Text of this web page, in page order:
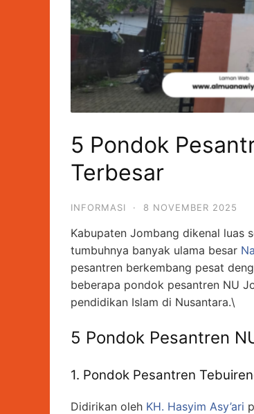
5 Pondok
Terbesar
INFORMASI · 8 NOVEMBER 2025
Kabupaten Jombang dikenal luas
tumbuhnya banyak ulama besar
pesantren berkembang pesat
beberapa pondok pesantren NU
pendidikan Islam di Nusantara.\
5 Pondok Pesantren
1. Pondok Pesantren
Didirikan oleh KH. Hasyim Asy’ari